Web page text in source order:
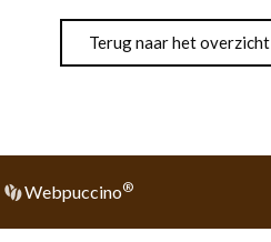
Terug naar het overzicht
Webpuccino®